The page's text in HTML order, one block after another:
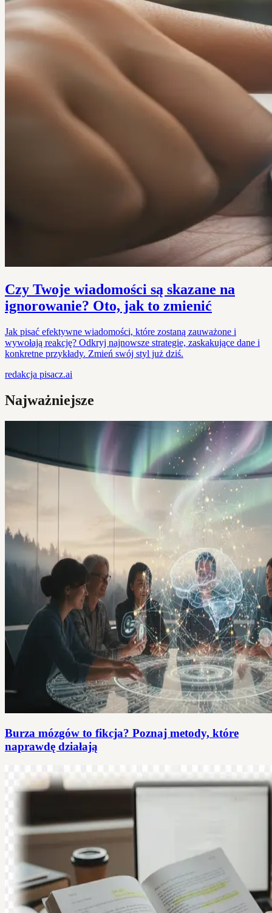
Czy Twoje wiadomości są skazane na
ignorowanie? Oto, jak to zmienić
Jak pisać efektywne wiadomości, które zostaną zauważone i
wywołają reakcję? Odkryj najnowsze strategie, zaskakujące dane i
konkretne przykłady. Zmień swój styl już dziś.
redakcja pisacz.ai
Najważniejsze
Burza mózgów to fikcja? Poznaj metody, które
naprawdę działają